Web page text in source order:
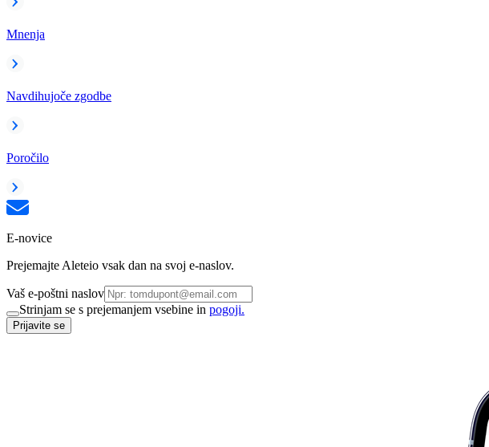
Mnenja
Navdihujoče zgodbe
Poročilo
E-novice
Prejemajte Aleteio vsak dan na svoj e-naslov.
Vaš e-poštni naslov
Strinjam se s prejemanjem vsebine in pogoji.
Prijavite se